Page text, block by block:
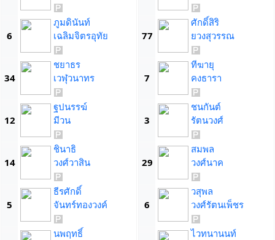
6
ภูมดินันท์
เฉลิมจิตรอุทัย
34
ชยาธร
เวฬุวนาทร
12
ฐปนรรฆ์
มีวน
14
ชินาธิ
วงศ์วาสิน
5
ธีรศักดิ์
จันทร์ทองวงค์
นพฤทธิ์
77
ศักดิ์สิริ
ยวงสุวรรณ
7
ทีฆายุ
คงธารา
3
ชนกันต์
รัตนวงศ์
29
สมพล
วงศ์นาค
6
วสุพล
วงศ์รัตนเพ็ชร
ไวทนานนท์